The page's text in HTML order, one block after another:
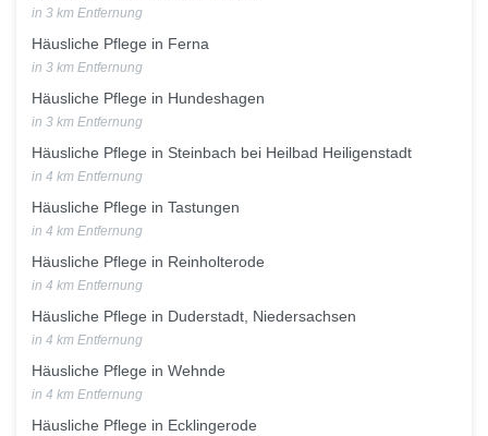
in 3 km Entfernung
Häusliche Pflege in Ferna
in 3 km Entfernung
Häusliche Pflege in Hundeshagen
in 3 km Entfernung
Häusliche Pflege in Steinbach bei Heilbad Heiligenstadt
in 4 km Entfernung
Häusliche Pflege in Tastungen
in 4 km Entfernung
Häusliche Pflege in Reinholterode
in 4 km Entfernung
Häusliche Pflege in Duderstadt, Niedersachsen
in 4 km Entfernung
Häusliche Pflege in Wehnde
in 4 km Entfernung
Häusliche Pflege in Ecklingerode